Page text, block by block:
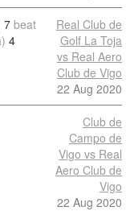
7 beat
4
Real Club de
Golf La Toja
vs Real Aero
Club de Vigo
22 Aug 2020
Club de
Campo de
Vigo vs Real
Aero Club de
Vigo
22 Aug 2020